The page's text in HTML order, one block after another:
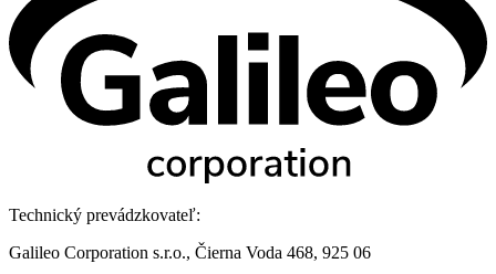
Technický prevádzkovateľ:
Galileo Corporation s.r.o., Čierna Voda 468, 925 06